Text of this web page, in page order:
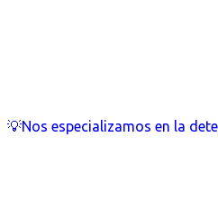
💡Nos especializamos en la